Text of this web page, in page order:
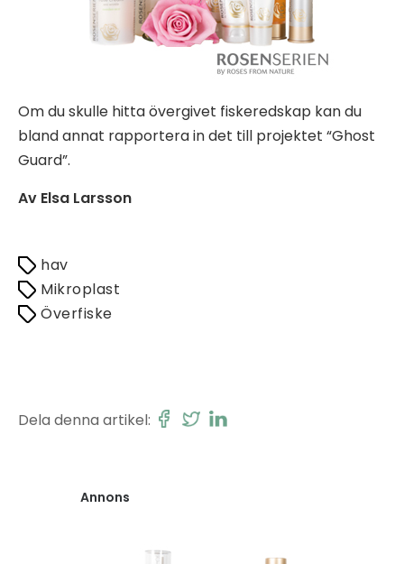
Om du skulle hitta övergivet fiskeredskap kan du
bland annat rapportera in det till projektet “Ghost
Guard”.
Av Elsa Larsson
hav
Mikroplast
Överfiske
Dela denna artikel:
Annons